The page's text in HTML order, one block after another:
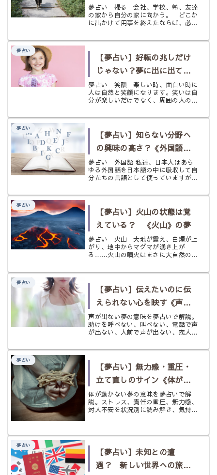
る》夢
夢占い 帰る 会社、学校、塾、友達
の家から自分の家に向かう。 どこか
に出かけて用事を終えたならば、必ず
うものです。 このような自宅、もし
中で取ることがあると思います。 こ
れ...
夢占い
【夢占い】好転の兆しだけ
じゃない？夢に出に出てき
た《笑顔》の意味は？
夢占い 笑顔 楽しい時、面白い時に
人は自然と笑顔になります。笑いは自
分が楽しいだけでなく、周囲の人の気
のです。気分のだけでなく笑うだけで
い、心にも体にも大きな意味を持って
い...
夢占い
【夢占い】知らない分野へ
の興味の高さ？《外国語》
の夢
夢占い 外国語 私達、日本人はあら
ゆる外国語を日本語の中に吸収して自
分たちの言語として使っていますが、
抗感を感じる人が少なくありません。
語に触れる機会も少なく、流暢に外
国...
夢占い
【夢占い】火山の状態は覚
えている？ 《火山》の夢
夢占い 火山 大地が震え、白煙が上
がり、地中からマグマが湧き上が
る……火山の噴火はまさに大自然の脅
できないほど強大なもので、その災禍
としてしまうことでしょう。 とはい
え、そ...
夢占い
【夢占い】伝えたいのに伝
えられない心を映す《声が
出ない》の夢
声が出ない夢の意味を夢占いで解説。
助けを呼べない、叫べない、電話で声
が出ない、人前で声が出ない、恋人や
に紹介。不安、自己不信、対人ストレ
く解説します。
夢占い
【夢占い】無力感・重圧・
立て直しのサイン《体が動
かない》の夢
体が動かない夢の意味を夢占いで解
説。ストレス、責任の重圧、無力感、
対人不安を状況別に読み解き、気持ち
夢占い
【夢占い】未知との遭
遇？ 新しい世界への旅立